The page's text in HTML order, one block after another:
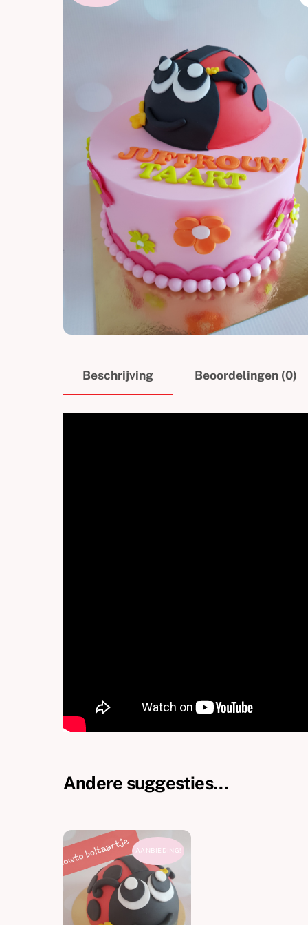
Beschrijving Beoordelingen (0)
Andere suggesties…
AANBIEDING!